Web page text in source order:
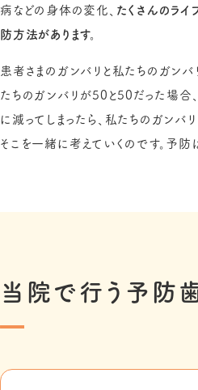
病などの身体の変化、 たくさんのラ
防方法があります。
患者さまのガンバリと私たちのガン
たちのガンバリが50と50だった場合
に減ってしまったら、私たちのガンバ
そこを一緒に考えていくのです。予防
当院で行う予防